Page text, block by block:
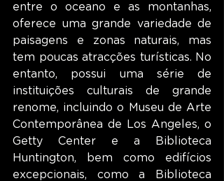
entre o oceano e as montanhas,
oferece uma grande variedade de
paisagens e zonas naturais, mas
tem poucas atracções turísticas. No
entanto, possui uma série de
instituições culturais de grande
renome, incluindo o Museu de Arte
Contemporânea de Los Angeles, o
Getty Center e a Biblioteca
Huntington, bem como edifícios
excepcionais, como a Biblioteca